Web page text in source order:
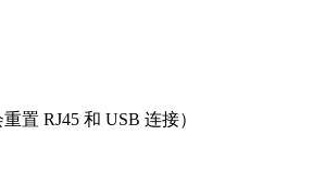
RJ45 和 USB 连接）